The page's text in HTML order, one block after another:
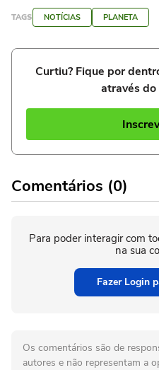
TAGS NOTÍCIAS PLANETA
Curtiu? Fique por
através do
Comentários (0)
Para poder interagir com
na sua
Fazer Login
Os comentários são de
autores e não representam a